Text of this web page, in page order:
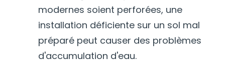
modernes soient perforées, une
installation déficiente sur un sol mal
préparé peut causer des problèmes
d'accumulation d'eau.